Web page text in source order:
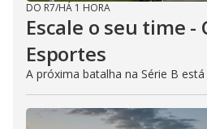
DO R7/HÁ 1 HORA
Escale o seu time -
Esportes
A próxima batalha na Série B